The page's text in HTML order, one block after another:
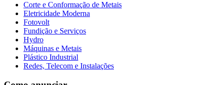
Corte e Conformação de Metais
Eletricidade Moderna
Fotovolt
Fundição e Serviços
Hydro
Máquinas e Metais
Plástico Industrial
Redes, Telecom e Instalações